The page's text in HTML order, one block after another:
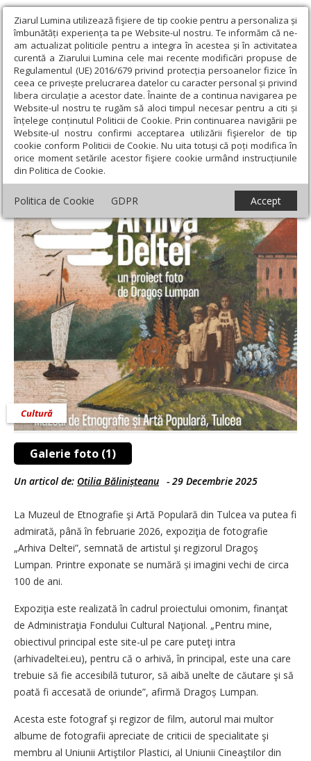
Ziarul Lumina utilizează fişiere de tip cookie pentru a personaliza și
îmbunătăți experiența ta pe Website-ul nostru. Te informăm că ne-
am actualizat politicile pentru a integra în acestea și în activitatea
curentă a Ziarului Lumina cele mai recente modificări propuse de
Regulamentul (UE) 2016/679 privind protecția persoanelor fizice în
ceea ce privește prelucrarea datelor cu caracter personal și privind
libera circulație a acestor date. Înainte de a continua navigarea pe
Website-ul nostru te rugăm să aloci timpul necesar pentru a citi și
înțelege conținutul Politicii de Cookie. Prin continuarea navigării pe
Website-ul nostru confirmi acceptarea utilizării fişierelor de tip
cookie conform Politicii de Cookie. Nu uita totuși că poți modifica în
orice moment setările acestor fişiere cookie urmând instrucțiunile
din Politica de Cookie.
Politica de Cookie GDPR Accept
Ziarul Lumina › Educaţie și Cultură › Cultură › Ipostaze ale
Deltei într-o expoziţie inedită
Ipostaze ale Deltei într-o expoziţie inedită
Galerie foto (1)
Cultură
Un articol de: Otilia Bălinișteanu - 29 Decembrie 2025
La Muzeul de Etnografie şi Artă Populară din Tulcea va putea fi
admirată, până în februarie 2026, expoziţia de fotografie
„Arhiva Deltei”, semnată de artistul şi regizorul Dragoş
Lumpan. Printre exponate se numără și imagini vechi de circa
100 de ani.
Expoziţia este realizată în cadrul proiectului omonim, finanţat
de Administraţia Fondului Cultural Naţional. „Pentru mine,
obiectivul principal este site-ul pe care puteţi intra
(arhivadeltei.eu), pentru că o arhivă, în principal, este una care
trebuie să fie accesibilă tuturor, să aibă unelte de căutare şi să
poată fi accesată de oriunde”, afirmă Dragoș Lumpan.
Acesta este fotograf şi regizor de film, autorul mai multor
albume de fotografii apreciate de criticii de specialitate şi
membru al Uniunii Artiştilor Plastici, al Uniunii Cineaştilor din